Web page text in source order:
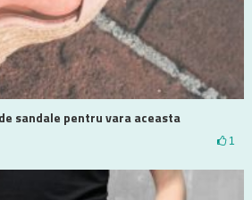
sandale pentru vara aceasta
1